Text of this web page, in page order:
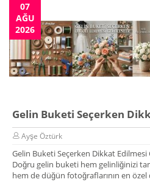
07
AĞU
2026
Ayşe Öztürk
Gelin Buketi Seçerken Dikkat Edilmesi
Doğru gelin buketi hem gelinliğinizi
hem de düğün fotoğraflarının en özel